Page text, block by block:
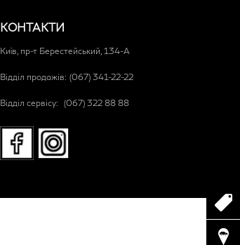
КОНТАКТИ
Київ, пр-т Берестейський, 134-A
Відділ продажів: (067) 341-22-22
Відділ сервісу: (067) 322 88 88